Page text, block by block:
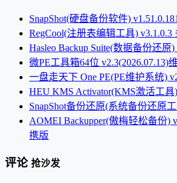
SnapShot(硬盘备份软件)
RegCool(注册表编辑工具) v3.1.0.3
Hasleo Backup Suite(数据备份还原
微PE工具箱64位 v2.3(2026.07.13)
一盘走天下 One PE(PE维护系统)
HEU KMS Activator(KMS激活工具
SnapShot备份还原(系统备份还原
AOMEI Backupper(傲梅轻松备份)
携版
评论 抢沙发